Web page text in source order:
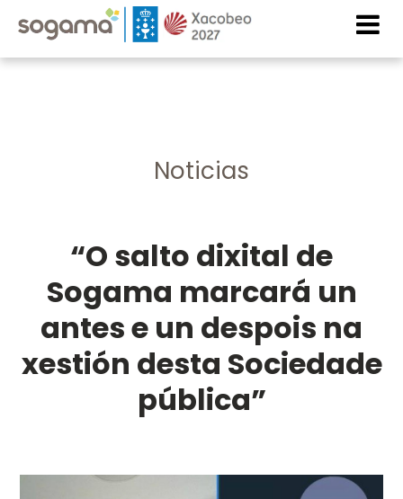
Skip to main content
Imaxe Imaxe
Noticias
“O salto dixital de
Sogama marcará un
antes e un despois na
xestión desta Sociedade
pública”